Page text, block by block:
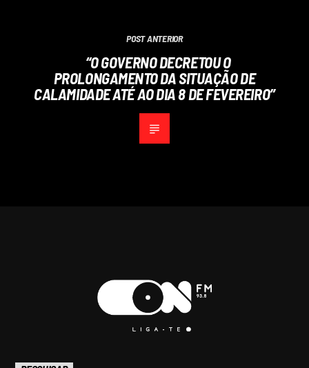
POST ANTERIOR
“O GOVERNO DECRETOU O
PROLONGAMENTO DA SITUAÇÃO DE
CALAMIDADE ATÉ AO DIA 8 DE FEVEREIRO”